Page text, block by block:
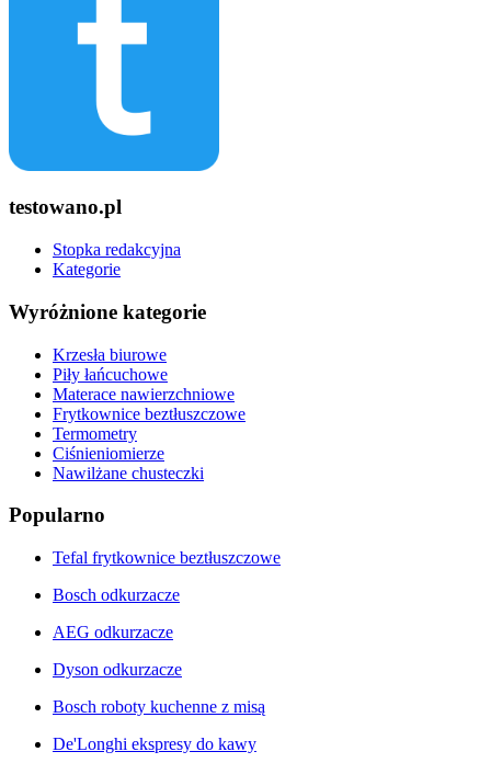
testowano.pl
Stopka redakcyjna
Kategorie
Wyróżnione kategorie
Krzesła biurowe
Piły łańcuchowe
Materace nawierzchniowe
Frytkownice beztłuszczowe
Termometry
Ciśnieniomierze
Nawilżane chusteczki
Popularno
Tefal frytkownice beztłuszczowe
Bosch odkurzacze
AEG odkurzacze
Dyson odkurzacze
Bosch roboty kuchenne z misą
De'Longhi ekspresy do kawy